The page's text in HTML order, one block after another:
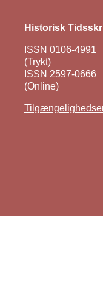
Historisk
ISSN 0106-4991
(Trykt)
ISSN 2597-0666
(Online)